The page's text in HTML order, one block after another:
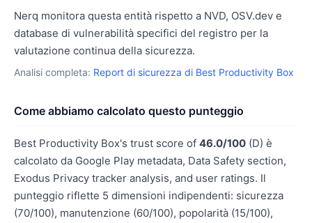
Nerq monitora questa entità rispetto a NVD, OSV.dev e
database di vulnerabilità specifici del registro per la
valutazione continua della sicurezza.
Analisi completa: Report di sicurezza di Best Productivity Box
Come abbiamo calcolato questo punteggio
Best Productivity Box's trust score of 46.0/100 (D) è
calcolato da Google Play metadata, Data Safety section,
Exodus Privacy tracker analysis, and user ratings. Il
punteggio riflette 5 dimensioni indipendenti: sicurezza
(70/100), manutenzione (60/100), popolarità (15/100),